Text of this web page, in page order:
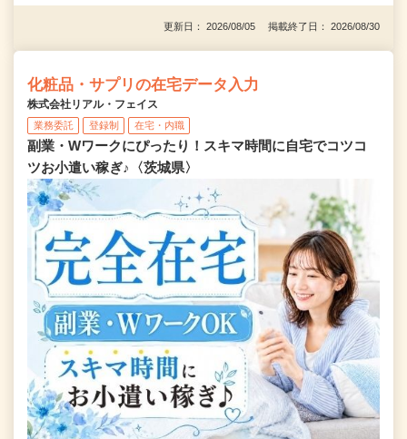
更新日： 2026/08/05 掲載終了日： 2026/08/30
化粧品・サプリの在宅データ入力
株式会社リアル・フェイス
業務委託 登録制 在宅・内職
副業・Wワークにぴったり！スキマ時間に自宅でコツコ
ツお小遣い稼ぎ♪〈茨城県〉